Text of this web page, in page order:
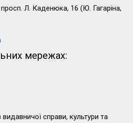
просп. Л. Каденюка, 16 (Ю. Гагаріна,
мережах:
справи, культури та